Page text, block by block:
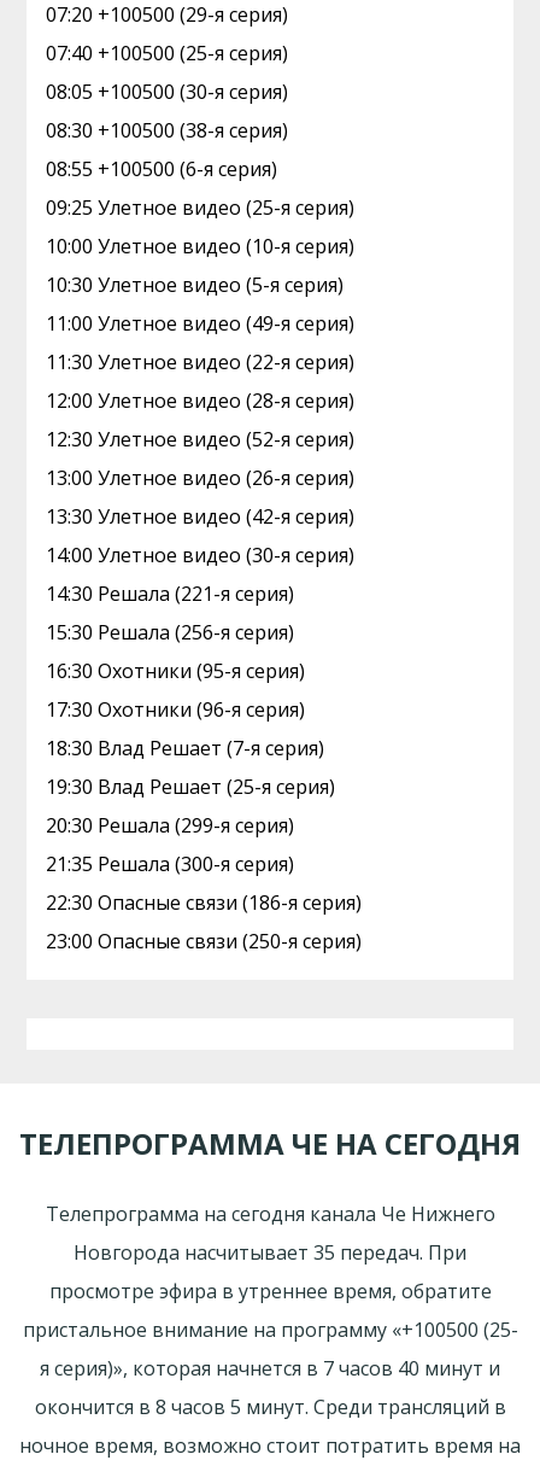
07:20 +100500 (29-я серия)
07:40 +100500 (25-я серия)
08:05 +100500 (30-я серия)
08:30 +100500 (38-я серия)
08:55 +100500 (6-я серия)
09:25 Улетное видео (25-я серия)
10:00 Улетное видео (10-я серия)
10:30 Улетное видео (5-я серия)
11:00 Улетное видео (49-я серия)
11:30 Улетное видео (22-я серия)
12:00 Улетное видео (28-я серия)
12:30 Улетное видео (52-я серия)
13:00 Улетное видео (26-я серия)
13:30 Улетное видео (42-я серия)
14:00 Улетное видео (30-я серия)
14:30 Решала (221-я серия)
15:30 Решала (256-я серия)
16:30 Охотники (95-я серия)
17:30 Охотники (96-я серия)
18:30 Влад Решает (7-я серия)
19:30 Влад Решает (25-я серия)
20:30 Решала (299-я серия)
21:35 Решала (300-я серия)
22:30 Опасные связи (186-я серия)
23:00 Опасные связи (250-я серия)
ТЕЛЕПРОГРАММА ЧЕ НА СЕГОДНЯ
Телепрограмма на сегодня канала Че Нижнего
Новгорода насчитывает 35 передач. При
просмотре эфира в утреннее время, обратите
пристальное внимание на программу «+100500 (25-
я серия)», которая начнется в 7 часов 40 минут и
окончится в 8 часов 5 минут. Среди трансляций в
ночное время, возможно стоит потратить время на